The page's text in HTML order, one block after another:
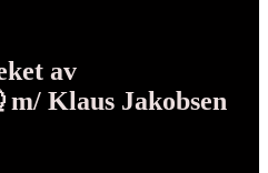
av
m/ Klaus Jakobsen